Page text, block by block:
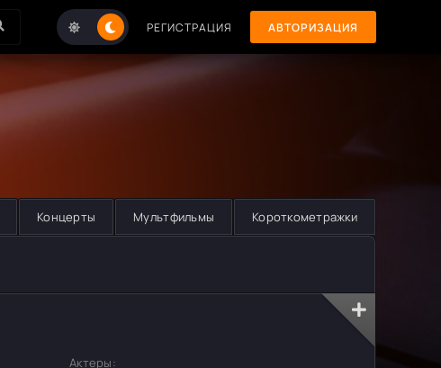
РЕГИСТРАЦИЯ АВТОРИЗАЦИЯ
Концерты Мультфильмы Короткометражки
Актеры: